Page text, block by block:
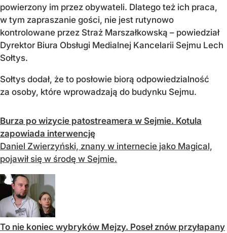
powierzony im przez obywateli. Dlatego też ich praca,
w tym zapraszanie gości, nie jest rutynowo
kontrolowane przez Straż Marszałkowską – powiedział
Dyrektor Biura Obsługi Medialnej Kancelarii Sejmu Lech
Sołtys.
Sołtys dodał, że to posłowie biorą odpowiedzialność
za osoby, które wprowadzają do budynku Sejmu.
Burza po wizycie patostreamera w Sejmie. Kotula
zapowiada interwencję
Daniel Zwierzyński, znany w internecie jako Magical,
pojawił się w środę w Sejmie.
To nie koniec wybryków Mejzy. Poseł znów przyłapany